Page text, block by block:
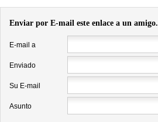
Enviar por E-mail este enlace a un amigo.
E-mail a
Enviado
Su E-mail
Asunto